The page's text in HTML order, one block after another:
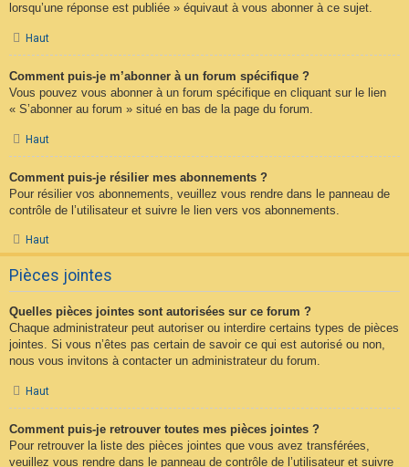
lorsqu’une réponse est publiée » équivaut à vous abonner à ce sujet.
Haut
Comment puis-je m’abonner à un forum spécifique ?
Vous pouvez vous abonner à un forum spécifique en cliquant sur le lien
« S’abonner au forum » situé en bas de la page du forum.
Haut
Comment puis-je résilier mes abonnements ?
Pour résilier vos abonnements, veuillez vous rendre dans le panneau de
contrôle de l’utilisateur et suivre le lien vers vos abonnements.
Haut
Pièces jointes
Quelles pièces jointes sont autorisées sur ce forum ?
Chaque administrateur peut autoriser ou interdire certains types de pièces
jointes. Si vous n’êtes pas certain de savoir ce qui est autorisé ou non,
nous vous invitons à contacter un administrateur du forum.
Haut
Comment puis-je retrouver toutes mes pièces jointes ?
Pour retrouver la liste des pièces jointes que vous avez transférées,
veuillez vous rendre dans le panneau de contrôle de l’utilisateur et suivre